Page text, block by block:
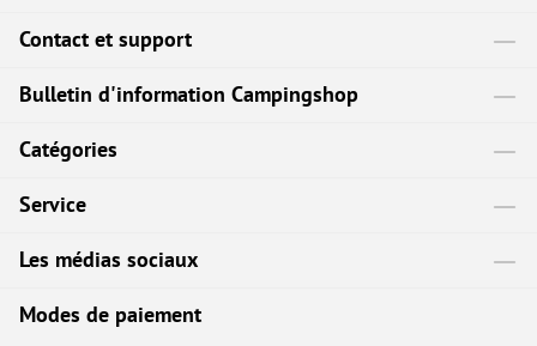
Contact et support
Bulletin d'information Campingshop
Catégories
Service
Les médias sociaux
Modes de paiement